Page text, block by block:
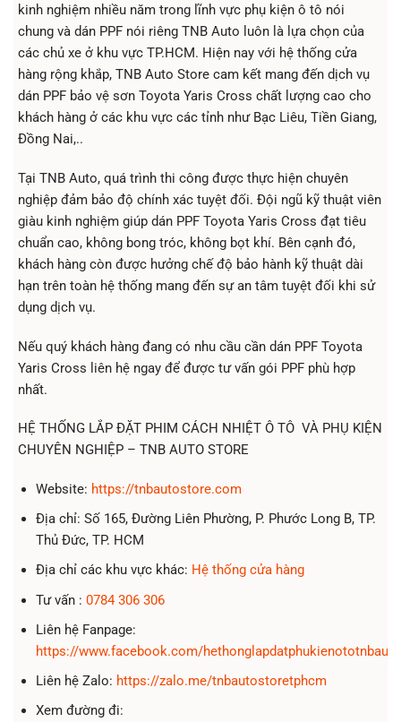
kinh nghiệm nhiều năm trong lĩnh vực phụ kiện ô tô nói
chung và dán PPF nói riêng TNB Auto luôn là lựa chọn của
các chủ xe ở khu vực TP.HCM. Hiện nay với hệ thống cửa
hàng rộng khắp, TNB Auto Store cam kết mang đến dịch vụ
dán PPF bảo vệ sơn Toyota Yaris Cross chất lượng cao cho
khách hàng ở các khu vực các tỉnh như Bạc Liêu, Tiền Giang,
Đồng Nai,..
Tại TNB Auto, quá trình thi công được thực hiện chuyên
nghiệp đảm bảo độ chính xác tuyệt đối. Đội ngũ kỹ thuật viên
giàu kinh nghiệm giúp dán PPF Toyota Yaris Cross đạt tiêu
chuẩn cao, không bong tróc, không bọt khí. Bên cạnh đó,
khách hàng còn được hưởng chế độ bảo hành kỹ thuật dài
hạn trên toàn hệ thống mang đến sự an tâm tuyệt đối khi sử
dụng dịch vụ.
Nếu quý khách hàng đang có nhu cầu cần dán PPF Toyota
Yaris Cross liên hệ ngay để được tư vấn gói PPF phù hợp
nhất.
HỆ THỐNG LẮP ĐẶT PHIM CÁCH NHIỆT Ô TÔ VÀ PHỤ KIỆN
CHUYÊN NGHIỆP – TNB AUTO STORE
Website: https://tnbautostore.com
Địa chỉ: Số 165, Đường Liên Phường, P. Phước Long B, TP.
Thủ Đức, TP. HCM
Địa chỉ các khu vực khác: Hệ thống cửa hàng
Tư vấn : 0784 306 306
Liên hệ Fanpage:
https://www.facebook.com/
Liên hệ Zalo: https://zalo.me/tnbautostoretphcm
Xem đường đi: